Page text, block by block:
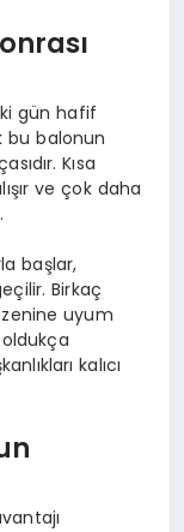
gün hafif
bu balonun
Kısa
ve çok daha
başlar,
Birkaç
uyum
kalıcı